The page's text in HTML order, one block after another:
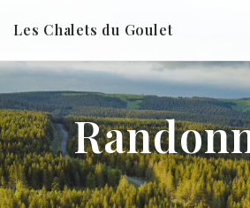
Les Chalets du Goulet